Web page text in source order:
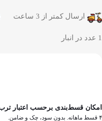
ارسال کمتر از 3 ساعت
1 عدد در انبار
امکان قسط‌بندی برحسب اعتبار
۴ قسط ماهانه. بدون سود، چک و ضامن.